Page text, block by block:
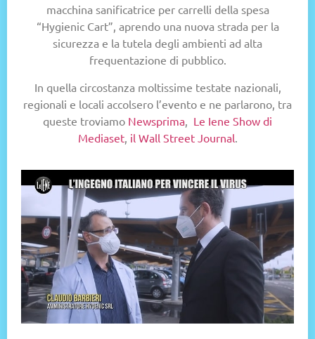
macchina sanificatrice per carrelli della spesa
“Hygienic Cart”, aprendo una nuova strada per la
sicurezza e la tutela degli ambienti ad alta
frequentazione di pubblico.
In quella circostanza moltissime testate nazionali,
regionali e locali accolsero l’evento e ne parlarono, tra
queste troviamo Newsprima
Le Iene Show di
Mediaset, il Wall Street Journal